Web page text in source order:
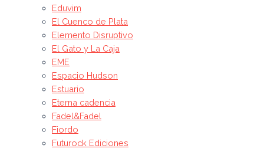
Eduvim
El Cuenco de Plata
Elemento Disruptivo
El Gato y La Caja
EME
Espacio Hudson
Estuario
Eterna cadencia
Fadel&Fadel
Fiordo
Futurock Ediciones